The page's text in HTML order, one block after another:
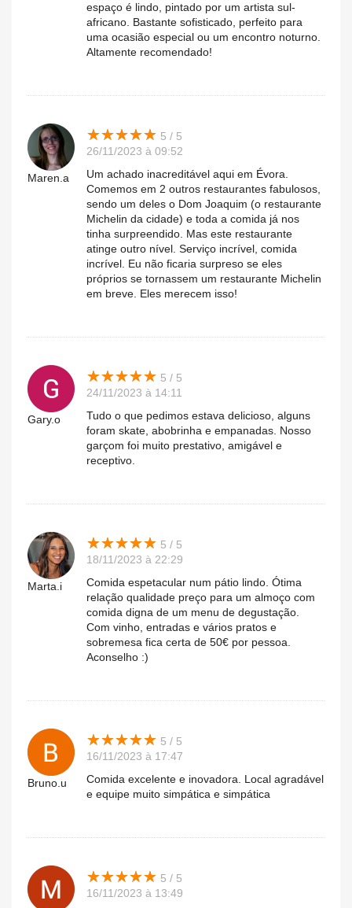
espaço é lindo, pintado por um artista sul-
africano. Bastante sofisticado, perfeito para
uma ocasião especial ou um encontro noturno.
Altamente recomendado!
Maren.a
★★★★★
★★★★★ 5 / 5
26/11/2023 à 09:52
Um achado inacreditável aqui em Évora.
Comemos em 2 outros restaurantes fabulosos,
sendo um deles o Dom Joaquim (o restaurante
Michelin da cidade) e toda a comida já nos
tinha surpreendido. Mas este restaurante
atinge outro nível. Serviço incrível, comida
incrível. Eu não ficaria surpreso se eles
próprios se tornassem um restaurante Michelin
em breve. Eles merecem isso!
Gary.o
★★★★★
★★★★★ 5 / 5
24/11/2023 à 14:11
Tudo o que pedimos estava delicioso, alguns
foram skate, abobrinha e empanadas. Nosso
garçom foi muito prestativo, amigável e
receptivo.
Marta.i
★★★★★
★★★★★ 5 / 5
18/11/2023 à 22:29
Comida espetacular num pátio lindo. Ótima
relação qualidade preço para um almoço com
comida digna de um menu de degustação.
Com vinho, entradas e vários pratos e
sobremesa fica certa de 50€ por pessoa.
Aconselho :)
Bruno.u
★★★★★
★★★★★ 5 / 5
16/11/2023 à 17:47
Comida excelente e inovadora. Local agradável
e equipe muito simpática e simpática
★★★★★
★★★★★ 5 / 5
16/11/2023 à 13:49